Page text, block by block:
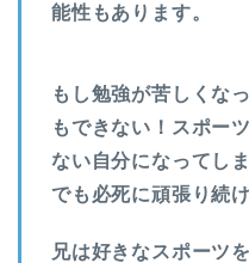
能性もあります。
もし勉強が苦しくな
もできない！スポー
ない自分になってし
でも必死に頑張り続
兄は好きなスポーツ